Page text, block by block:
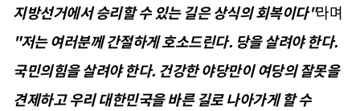
지방선거에서 승리할 수 있는 길은 상식의 회복이다"라며
"저는 여러분께 간절하게 호소드린다. 당을 살려야 한다.
국민의힘을 살려야 한다. 건강한 야당만이 여당의 잘못을
견제하고 우리 대한민국을 바른 길로 나아가게 할 수